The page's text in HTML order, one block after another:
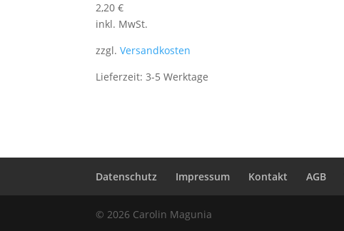
2,20€
inkl. MwSt.
zzgl.Versandkosten
Lieferzeit:3-5 Werktage
Datenschutz Impressum Kontakt AGB
© 2026 Carolin Magunia